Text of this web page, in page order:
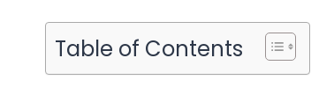
Table of Contents